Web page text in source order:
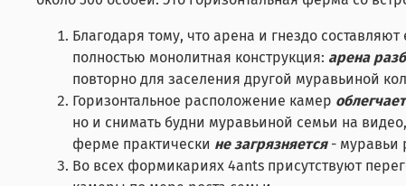
Благодаря тому, что арена и гнездо
полностью монолитная конструкция: арена
повторно для заселения другой муравьиной
Горизонтальное расположение камер
но и снимать будни муравьиной семьи на
ферме практически не загрязняется - муравьи
Во всех формикариях 4ants присутствуют